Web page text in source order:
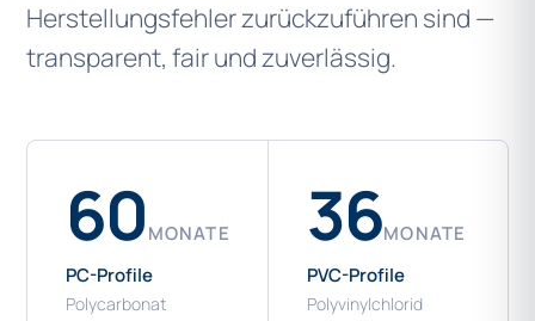
Herstellungsfehler zurückzuführen sind —
transparent, fair und zuverlässig.
60MONATE
PC-Profile
Polycarbonat
36MONATE
PVC-Profile
Polyvinylchlorid